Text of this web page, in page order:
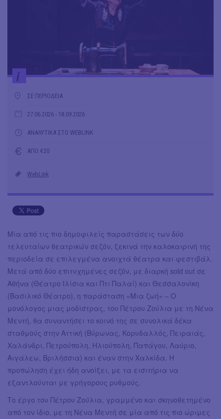
i
ΣΕ ΠΕΡΙΟΔΕΙΑ
27.06.2026 - 18.09.2026
ΑΝΑΛΥΤΙΚΑ ΣΤΟ WEBLINK
ΑΠΟ €20
WebLink
Μία από τις πιο δημοφιλείς παραστάσεις των δύο
τελευταίων θεατρικών σεζόν, ξεκινά την καλοκαιρινή της
περιοδεία σε επιλεγμένα ανοιχτά θέατρα και φεστιβάλ.
Μετά από δύο επιτυχημένες σεζόν, με διαρκή sold out σε
Αθήνα (Θέατρο Ιλίσια και Πτι Παλαί) και Θεσσαλονίκη
(Βασιλικό Θέατρο), η παράσταση «Μια ζωή» – Ο
μονόλογος μιας μοδίστρας, του Πέτρου Ζούλια με τη Νένα
Μεντή, θα συναντήσει το κοινό της σε συνολικά δέκα
σταθμούς στην Αττική (Βύρωνας, Κορυδαλλός, Πειραιάς,
Χαλάνδρι, Πετρούπολη, Ηλιούπολη, Παπάγου, Λαύριο,
Αιγάλεω, Βριλήσσια) και έναν στην Χαλκίδα. Η
προπώληση έχει ήδη ανοίξει, με τα εισιτήρια να
εξαντλούνται με γρήγορους ρυθμούς.
Το έργο του Πέτρου Ζούλια, γραμμένο και σκηνοθετημένο
από τον ίδιο, με τη Νένα Μεντή σε μία από τις πιο ώριμες